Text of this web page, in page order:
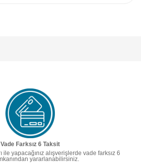
Vade Farksız 6 Taksit
ile yapacağınız alışverişlerde vade farksız 6
yararlanabilirsiniz.